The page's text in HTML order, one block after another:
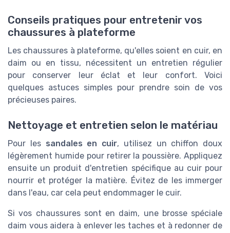
Conseils pratiques pour entretenir vos
chaussures à plateforme
Les chaussures à plateforme, qu'elles soient en cuir, en
daim ou en tissu, nécessitent un entretien régulier
pour conserver leur éclat et leur confort. Voici
quelques astuces simples pour prendre soin de vos
précieuses paires.
Nettoyage et entretien selon le matériau
Pour les sandales en cuir, utilisez un chiffon doux
légèrement humide pour retirer la poussière. Appliquez
ensuite un produit d'entretien spécifique au cuir pour
nourrir et protéger la matière. Évitez de les immerger
dans l'eau, car cela peut endommager le cuir.
Si vos chaussures sont en daim, une brosse spéciale
daim vous aidera à enlever les taches et à redonner de